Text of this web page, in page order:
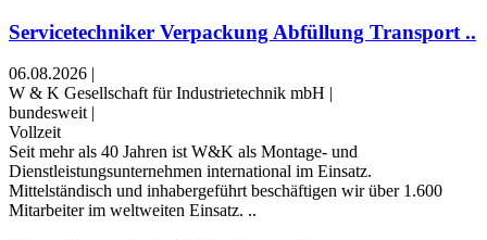
Servicetechniker Verpackung Abfüllung Transport ..
06.08.2026 |
W & K Gesellschaft für Industrietechnik mbH |
bundesweit |
Vollzeit
Seit mehr als 40 Jahren ist W&K als Montage- und
Dienstleistungsunternehmen international im Einsatz.
Mittelständisch und inhabergeführt beschäftigen wir über 1.600
Mitarbeiter im weltweiten Einsatz. ..